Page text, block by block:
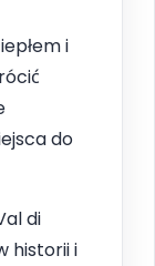
i
do
di
historii i